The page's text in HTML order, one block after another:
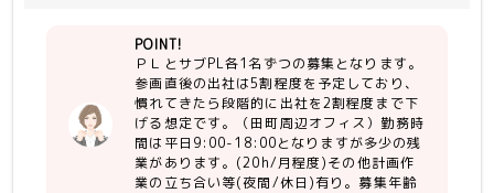
・ルータ/スイッチ/ファイヤーウォー
ル/等NW機器の設計/構築経験
POINT!
ＰＬとサブPL各1名ずつの募集となります。
参画直後の出社は5割程度を予定しており、
慣れてきたら段階的に出社を2割程度まで下
げる想定です。（田町周辺オフィス）勤務時
間は平日9:00-18:00となりますが多少の残
業があります。(20h/月程度)その他計画作
業の立ち合い等(夜間/休日)有り。募集年齢